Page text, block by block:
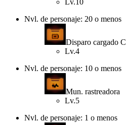
Lv.10
Nvl. de personaje: 20 o menos
Disparo cargado C
Lv.4
Nvl. de personaje: 10 o menos
Mun. rastreadora
Lv.5
Nvl. de personaje: 1 o menos